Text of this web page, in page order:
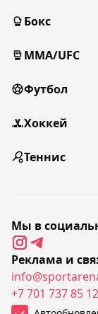
Бокс
MMA/UFC
Футбол
Хоккей
Теннис
Мы в
Реклама и
+7 701 737 85 12